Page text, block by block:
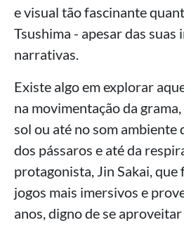
e visual tão fascinante
Tsushima - apesar das suas
narrativas.
Existe algo em explorar
na movimentação da
sol ou até no som ambiente
dos pássaros e até da
protagonista, Jin Sakai, que
jogos mais imersivos e
anos, digno de se